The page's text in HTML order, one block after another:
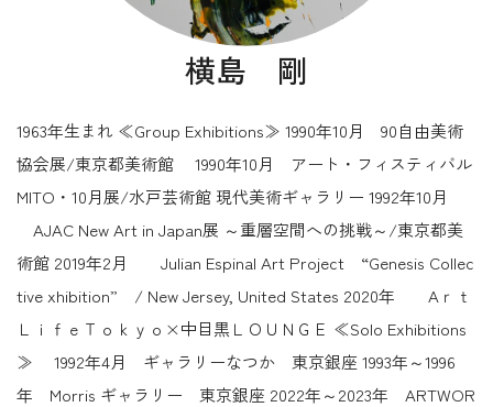
横島 剛
1963年生まれ ≪Group Exhibitions≫ 1990年10月 90自由美術
協会展/東京都美術館 1990年10月 アート・フィスティバル
MITO・10月展/水戸芸術館 現代美術ギャラリー 1992年10月
AJAC New Art in Japan展 ～重層空間への挑戦～/東京都美
術館 2019年2月 Julian Espinal Art Project “Genesis Collec
tive xhibition” / New Jersey, United States 2020年 Aｒｔ
ＬｉｆｅＴｏｋｙｏ×中目黒ＬＯＵＮＧＥ ≪Solo Exhibitions
≫ 1992年4月 ギャラリーなつか 東京銀座 1993年～1996
年 Morris ギャラリー 東京銀座 2022年～2023年 ARTWOR